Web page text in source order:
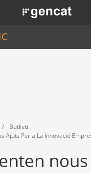
Vés
al
. Obre en una nova
Butlleti
Ajuts Per a La Innovació